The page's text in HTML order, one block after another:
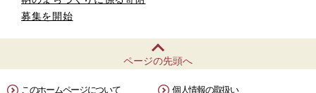
募集を開始
ページの先頭へ
このホームページについて 個人情報の取扱い